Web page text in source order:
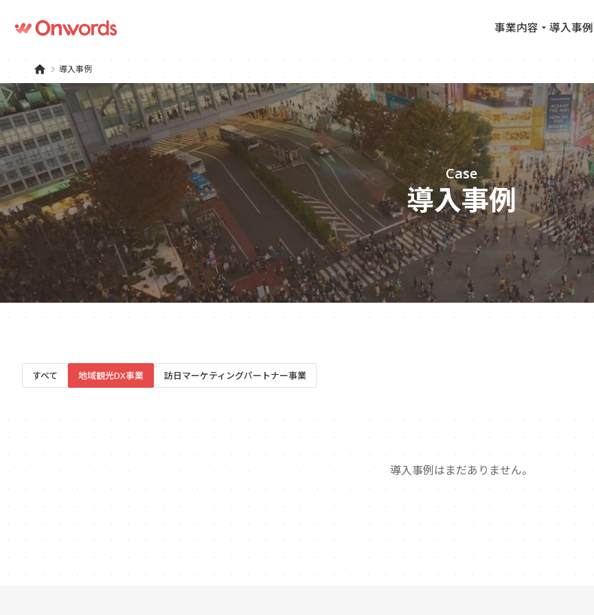
事業内容 導入事例
home keyboard_arrow_right 導入事例
Case
導入事例
すべて 地域観光DX事業 訪日マーケティングパートナー事業
導入事例はまだありません。